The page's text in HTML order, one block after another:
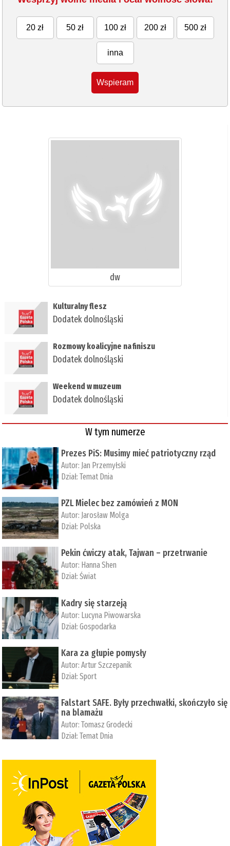
20 zł 50 zł 100 zł 200 zł 500 zł
inna
Wspieram
dw
Kulturalny flesz
Dodatek dolnośląski
Rozmowy koalicyjne na finiszu
Dodatek dolnośląski
Weekend w muzeum
Dodatek dolnośląski
W tym numerze
Prezes PiS: Musimy mieć patriotyczny rząd
Autor: Jan Przemyłski
Dział:Temat Dnia
PZL Mielec bez zamówień z MON
Autor: Jarosław Molga
Dział: Polska
Pekin ćwiczy atak, Tajwan – przetrwanie
Autor: ­Hanna Shen
Dział:Świat
Kadry się starzeją
Autor: Lucyna Piwowarska
Dział:Gospodarka
Kara za głupie pomysły
Autor:Artur Szczepanik
Dział:Sport
Falstart SAFE. Były przechwałki, skończyło się
na blamażu
Autor:Tomasz Grodecki
Dział:Temat Dnia